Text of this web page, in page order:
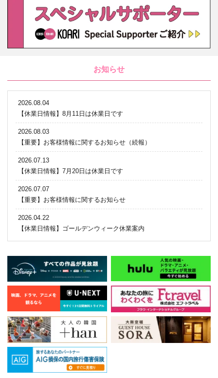
お知らせ
2026.08.04
【休業日情報】8月11日は休業日です
2026.08.03
【重要】お客様情報に関するお知らせ（続報）
2026.07.13
【休業日情報】7月20日は休業日です
2026.07.07
【重要】お客様情報に関するお知らせ
2026.04.22
【休業日情報】ゴールデンウィーク休業案内